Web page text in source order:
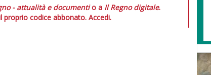
- attualità e documentio a Il Regno digitale.
proprio codice abbonato. Accedi.